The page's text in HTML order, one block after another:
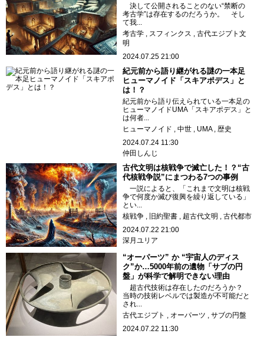
決して公開されることのない“禁断の
考古学”は存在するのだろうか。 そし
て我...
考古学
スフィンクス
古代エジプト文
明
2024.07.25 21:00
紀元前から語り継がれる謎の一本足
ヒューマノイド「スキアポデス」と
は！？
紀元前から語り伝えられている一本足の
ヒューマノイドUMA「スキアポデス」と
は何者...
ヒューマノイド
中世 UMA
歴史
2024.07.24 11:30
仲田しんじ
古代文明は核戦争で滅亡した！？“古
代核戦争説”にまつわる7つの事例
一説によると、「これまで文明は核戦
争で何度か滅び復興を繰り返している」
とい...
核戦争
旧約聖書 超古代文明
古代都市
2024.07.22 21:00
深月ユリア
“オーパーツ” か “宇宙人のディス
ク”か…5000年前の遺物「サブの円
盤」が科学で解明できない理由
超古代技術は存在したのだろうか？
当時の技術レベルでは製造が不可能だと
され...
古代エジプト
オーパーツ
サブの円盤
2024.07.22 11:30